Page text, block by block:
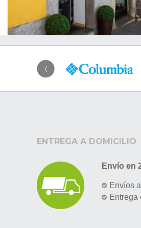
ENTREGA A DOMICILIO
Envío en
Envíos
Entrega